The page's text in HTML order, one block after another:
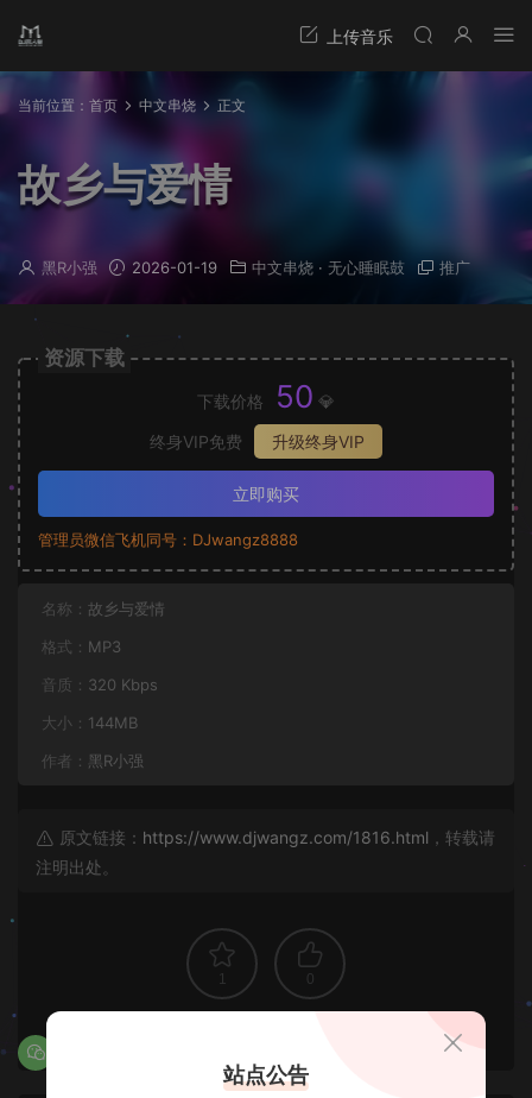
当前位置： 首页 中文串烧 正文
故乡与爱情
黑R小强 2026-01-19 中文串烧 · 无心睡眠鼓 推广
资源下载
下载价格 50 💎
终身VIP免费
升级终身VIP
立即购买
管理员微信飞机同号：DJwangz8888
名称： 故乡与爱情
格式： MP3
音质： 320 Kbps
大小： 144MB
作者： 黑R小强
原文链接： https://www.djwangz.com/1816.html ，转载请
注明出处。
1 0
站点公告